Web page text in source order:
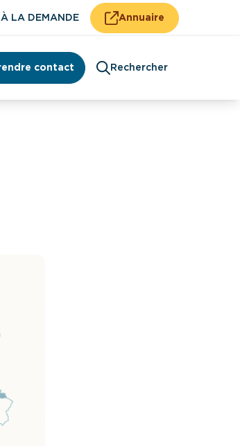
À LA DEMANDE Annuaire
contact Rechercher